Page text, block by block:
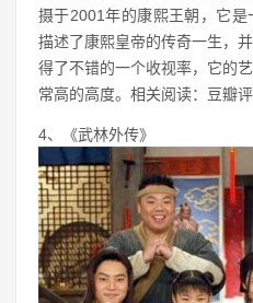
摄于2001年的康熙王朝，它是
描述了康熙皇帝的传奇一生，
得了不错的一个收视率，它的
常高的高度。相关阅读：豆瓣
4、《武林外传》